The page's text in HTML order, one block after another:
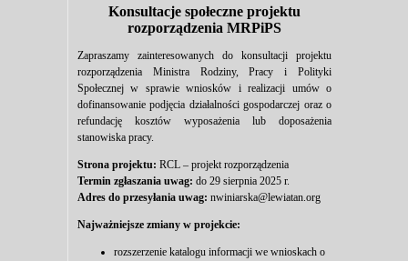
Konsultacje społeczne projektu
rozporządzenia MRPiPS
Zapraszamy zainteresowanych do konsultacji projektu
rozporządzenia Ministra Rodziny, Pracy i Polityki
Społecznej w sprawie wniosków i realizacji umów o
dofinansowanie podjęcia działalności gospodarczej oraz o
refundację kosztów wyposażenia lub doposażenia
stanowiska pracy.
Strona projektu: RCL – projekt rozporządzenia
Termin zgłaszania uwag: do 29 sierpnia 2025 r.
Adres do przesyłania uwag: nwiniarska@lewiatan.org
Najważniejsze zmiany w projekcie:
rozszerzenie katalogu informacji we wnioskach o